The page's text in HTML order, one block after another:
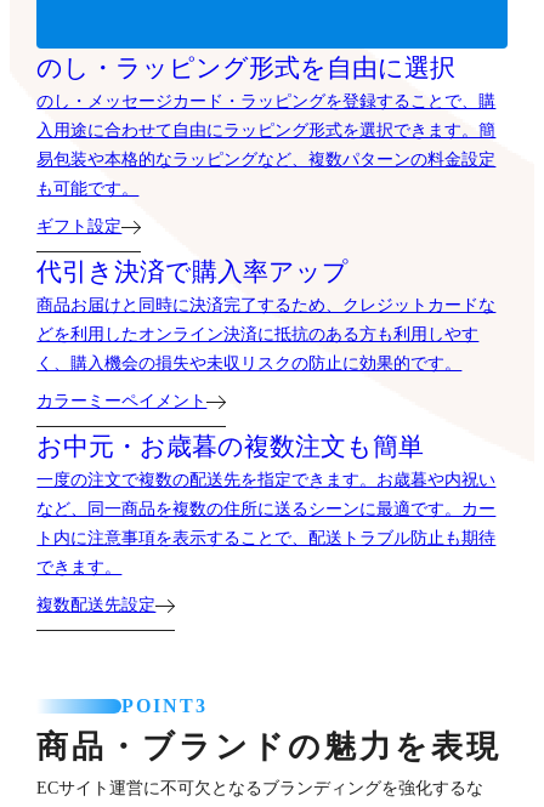
のし・ラッピング形式を自由に選択
のし・メッセージカード・ラッピングを登録することで、購
入用途に合わせて自由にラッピング形式を選択できます。簡
易包装や本格的なラッピングなど、複数パターンの料金設定
も可能です。
ギフト設定
代引き決済で購入率アップ
商品お届けと同時に決済完了するため、クレジットカードな
どを利用したオンライン決済に抵抗のある方も利用しやす
く、購入機会の損失や未収リスクの防止に効果的です。
カラーミーペイメント
お中元・お歳暮の複数注文も簡単
一度の注文で複数の配送先を指定できます。お歳暮や内祝い
など、同一商品を複数の住所に送るシーンに最適です。カー
ト内に注意事項を表示することで、配送トラブル防止も期待
できます。
複数配送先設定
POINT3
商品・ブランドの魅力を表現
ECサイト運営に不可欠となるブランディングを強化するな